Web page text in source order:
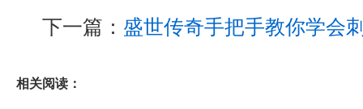
下一篇： 盛世传奇手把手教你学会
相关阅读：